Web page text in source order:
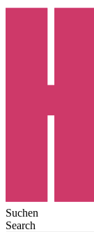
Suchen
Search